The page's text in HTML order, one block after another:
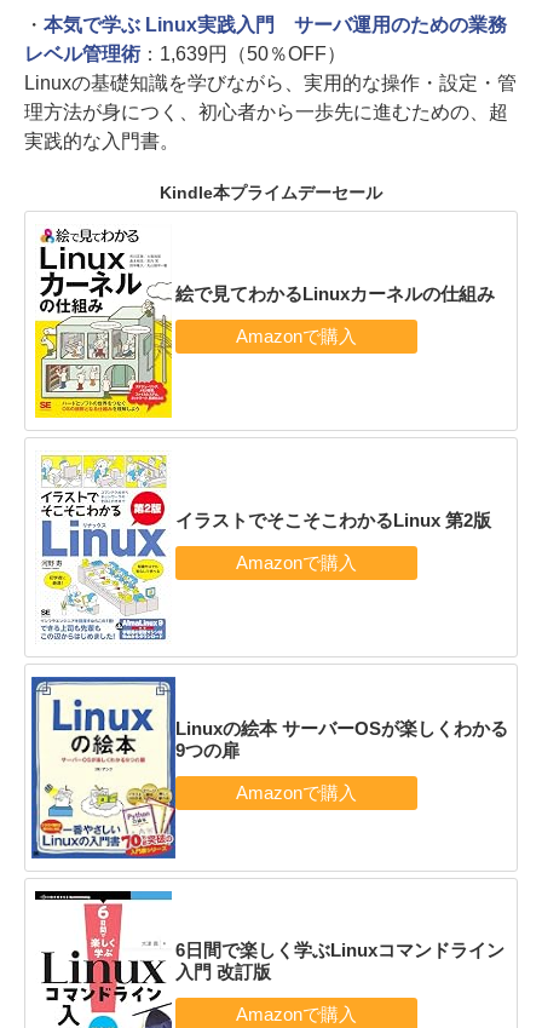
・ 本気で学ぶ Linux実践入門 サーバ運用のための業務
レベル管理術：1,639円（50％OFF）
Linuxの基礎知識を学びながら、実用的な操作・設定・管
理方法が身につく、初心者から一歩先に進むための、超
実践的な入門書。
Kindle本プライムデーセール
絵で見てわかるLinuxカーネルの仕組み
イラストでそこそこわかるLinux 第2版
Linuxの絵本 サーバーOSが楽しくわかる
9つの扉
6日間で楽しく学ぶLinuxコマンドライン
入門 改訂版